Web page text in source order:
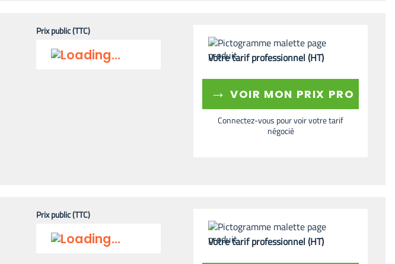
Prix public (TTC)
Votre tarif professionnel (HT)
→ VOIR MON PRIX PRO
Connectez-vous pour voir votre tarif
négocié
Prix public (TTC)
Votre tarif professionnel (HT)